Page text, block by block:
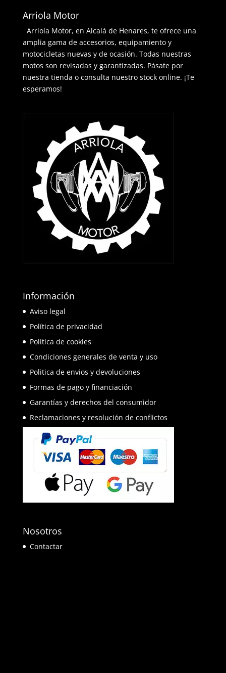
Arriola Motor
Arriola Motor, en Alcalá de Henares, te ofrece una
amplia gama de accesorios, equipamiento y
motocicletas nuevas y de ocasión. Todas nuestras
motos son revisadas y garantizadas. Pásate por
nuestra tienda o consulta nuestro stock online. ¡Te
esperamos!
Información
Aviso legal
Política de privacidad
Política de cookies
Condiciones generales de venta y uso
Politica de envios y devoluciones
Formas de pago y financiación
Garantías y derechos del consumidor
Reclamaciones y resolución de conflictos
Nosotros
Contactar